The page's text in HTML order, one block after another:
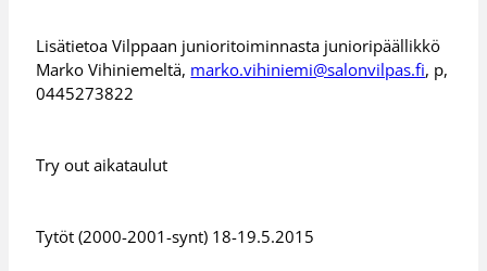
Lisätietoa Vilppaan junioritoiminnasta junioripäällikkö
Marko Vihiniemeltä, marko.vihiniemi@salonvilpas.fi, p,
0445273822
Try out aikataulut
Tytöt (2000-2001-synt) 18-19.5.2015